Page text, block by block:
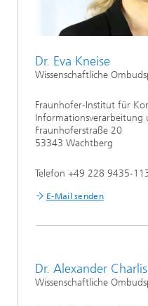
Dr. Eva Kneise
Wissenschaftliche
Fraunhofer-Institut für
Informationsverarbeitung
Fraunhoferstraße 20
53343 Wachtberg
Telefon +49 228 9435-
E-Mail senden
Dr. Alexander
Wissenschaftliche